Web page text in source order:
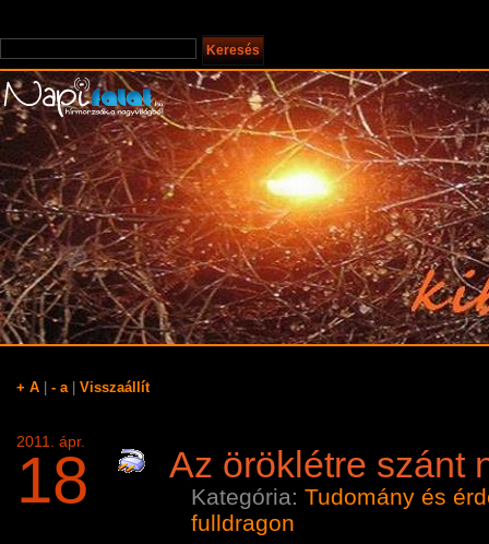
+ A - a| Visszaállít
2011. ápr.
18 Az öröklétre szánt
Kategória: Tudomány és
fulldragon